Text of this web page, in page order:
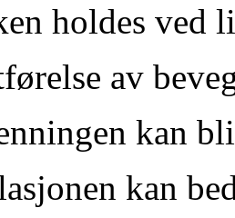
holdes ved
av
kan
kan